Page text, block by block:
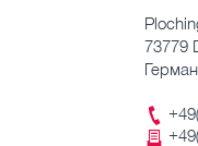
73779